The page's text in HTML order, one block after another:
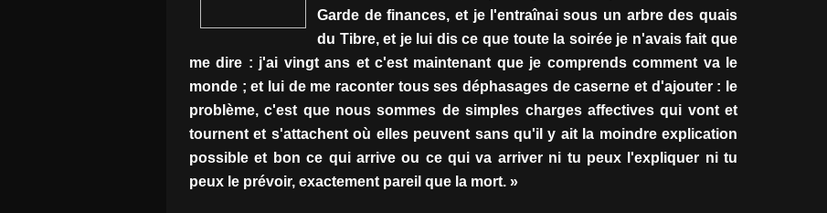
Garde de finances, et je l'entraînai sous un arbre des quais
du Tibre, et je lui dis ce que toute la soirée je n'avais fait que
me dire : j'ai vingt ans et c'est maintenant que je comprends comment va le
monde ; et lui de me raconter tous ses déphasages de caserne et d'ajouter : le
problème, c'est que nous sommes de simples charges affectives qui vont et
tournent et s'attachent où elles peuvent sans qu'il y ait la moindre explication
possible et bon ce qui arrive ou ce qui va arriver ni tu peux l'expliquer ni tu
peux le prévoir, exactement pareil que la mort. »